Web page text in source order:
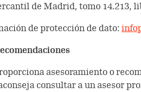
de Madrid, tomo 14.213,
de protección de dato:
asesoramiento o
consultar a un asesor